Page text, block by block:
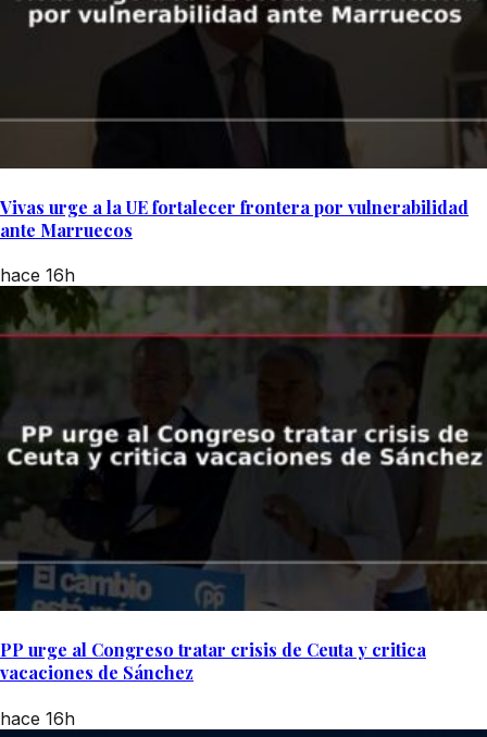
Vivas urge a la UE fortalecer frontera por vulnerabilidad
ante Marruecos
hace 16h
PP urge al Congreso tratar crisis de Ceuta y critica
vacaciones de Sánchez
hace 16h